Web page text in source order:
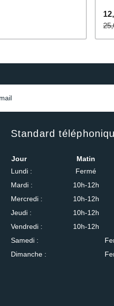
Standard
Jour
Matin
Lundi :
Fermé
Mardi :
10h-12h
Mercredi :
10h-12h
Jeudi :
10h-12h
Vendredi :
10h-12h
Samedi :
Dimanche :